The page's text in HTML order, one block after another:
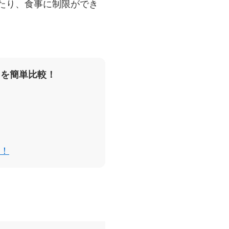
り、食事に制限ができ
簡単比較！